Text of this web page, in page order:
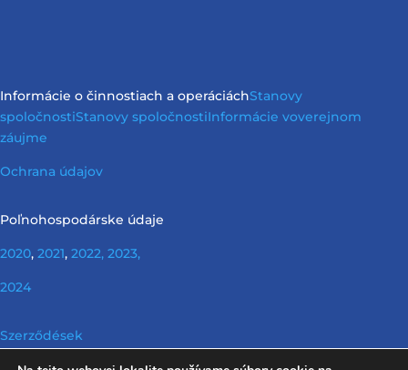
Informácie o činnostiach a operáciáchStanovy
spoločnostiStanovy spoločnostiInformácie voverejnom
záujme
Ochrana údajov
Poľnohospodárske údaje
2020, 2021, 2022, 2023,
2024
Szerződések